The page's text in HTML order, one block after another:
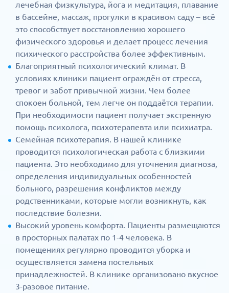
лечебная физкультура, йога и медитация, плавание
в бассейне, массаж, прогулки в красивом саду – всё
это способствует восстановлению хорошего
физического здоровья и делает процесс лечения
психического расстройства более эффективным.
Благоприятный психологический климат. В
условиях клиники пациент ограждён от стресса,
тревог и забот привычной жизни. Чем более
спокоен больной, тем легче он поддаётся терапии.
При необходимости пациент получает экстренную
помощь психолога, психотерапевта или психиатра.
Семейная психотерапия. В нашей клинике
проводится психологическая работа с близкими
пациента. Это необходимо для уточнения диагноза,
определения индивидуальных особенностей
больного, разрешения конфликтов между
родственниками, которые могли возникнуть, как
последствие болезни.
Высокий уровень комфорта. Пациенты размещаются
в просторных палатах по 1-4 человека. В
помещениях регулярно проводится уборка и
осуществляется замена постельных
принадлежностей. В клинике организовано вкусное
3-разовое питание.